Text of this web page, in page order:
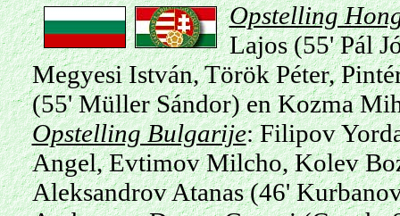
Opstelling
Lajos (55' Pál
Megyesi István, Török Péter,
(55' Müller Sándor) en Kozma
Opstelling Bulgarije: Filipov
Angel, Evtimov Milcho, Kolev
Aleksandrov Atanas (46'